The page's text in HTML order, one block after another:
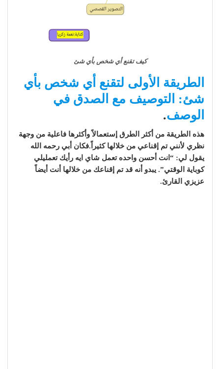
كيف تقنع أي شخص بأي شئ
الطريقة الأولى لتقنع أي شخص بأي
شئ: التوصيف مع الصدق في
الوصف.
هذه الطريقة من أكثر الطرق إستعمالاً وأكثرها فاعلية من وجهة
نظري لأنني تم إقناعي من خلالها كثيراً.فكان أبي رحمه الله
يقول لي: “انت أحسن واحده تعمل شاي ايه رأيك تعمليلي
كوباية الوقتي”. يبدو أنه قد تم إقناعك من خلالها أنت أيضاً
عزيزي القارئ.